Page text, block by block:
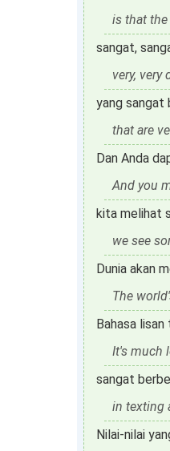
is that the
sangat,
very, very
yang sangat
that are
Dan Anda
And you
kita melihat
we see
Dunia akan
The
Bahasa
It's much
sangat
in texting
Nilai-nilai